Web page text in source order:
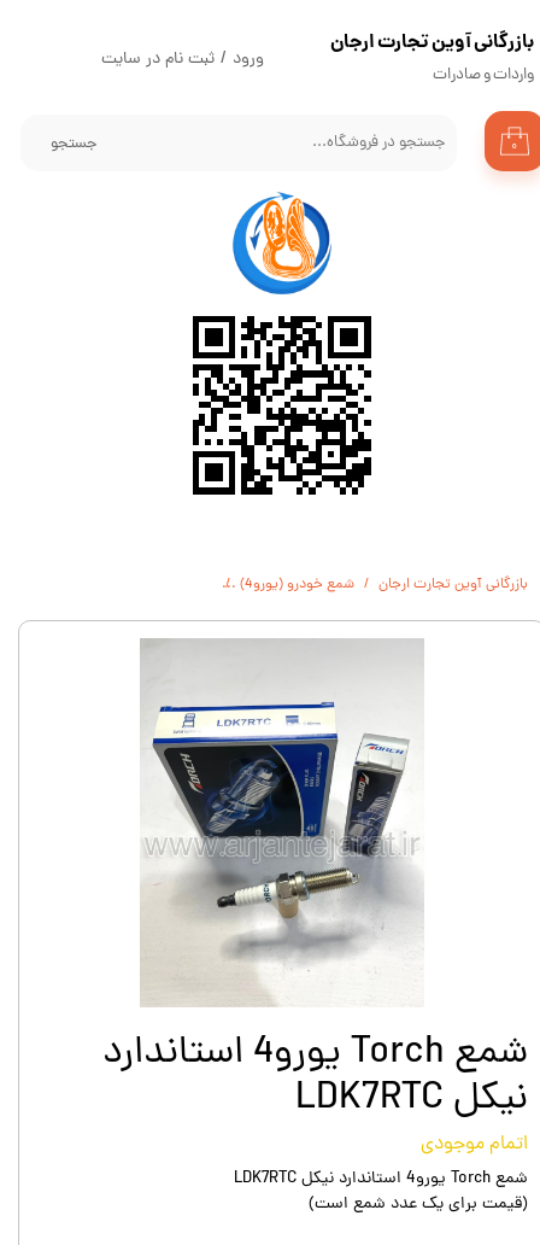
جستجو ۰
ورود / ثبت نام در سایت
حساب کاربری من
تغییر گذر واژه
سفارشات
​بازرگانی آوین تجارت ارجان
واردات و صادرات
بازرگانی آوین تجارت ارجان شمع خودرو (یورو4)
شمع Torch يورو4 استاندارد
نيكل LDK7RTC
اتمام موجودی
شمع Torch يورو4 استاندارد نيكل LDK7RTC
(قیمت برای یک عدد شمع است)